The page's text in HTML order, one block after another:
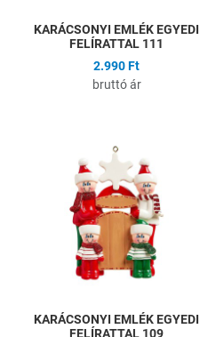
KARÁCSONYI EMLÉK EGYEDI
FELÍRATTAL 111
2.990 Ft
bruttó ár
Összehasonlítás
Gyors nézet
KARÁCSONYI EMLÉK EGYEDI
FELÍRATTAL 109